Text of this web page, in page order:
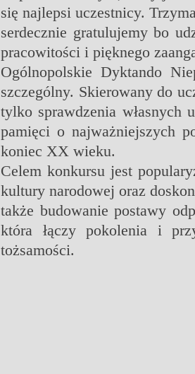
się najlepsi uczestnicy.
serdecznie gratulujemy bo
pracowitości i pięknego
Ogólnopolskie Dyktando
szczególny. Skierowany do
tylko sprawdzenia własnych
pamięci o najważniejszych
koniec XX wieku.
Celem konkursu jest
kultury narodowej oraz
także budowanie postawy
która łączy pokolenia i
tożsamości.